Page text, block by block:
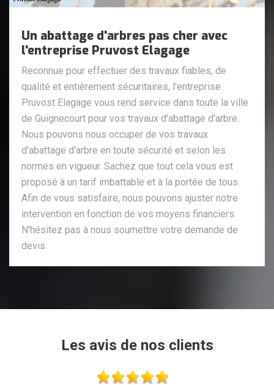
Un abattage d'arbres pas cher avec
l'entreprise Pruvost Elagage
Reconnue pour effectuer des travaux fiables, de
qualité et entièrement sécuritaires, l'entreprise
Pruvost Elagage vous rend service dans toute la ville
de Guignecourt pour vos travaux d'abattage d'arbre.
Nous pouvons nous occuper de vos travaux
d'abattage d'arbre en toute sécurité et selon les
normes en vigueur. Sachez que tout cela vous est
proposé à un tarif imbattable et à la portée de tous.
Afin de vous satisfaire, nous pouvons ajuster notre
intervention en fonction de vos moyens financiers.
N'hésitez pas à nous soumettre votre demande de
devis.
Les avis de nos clients